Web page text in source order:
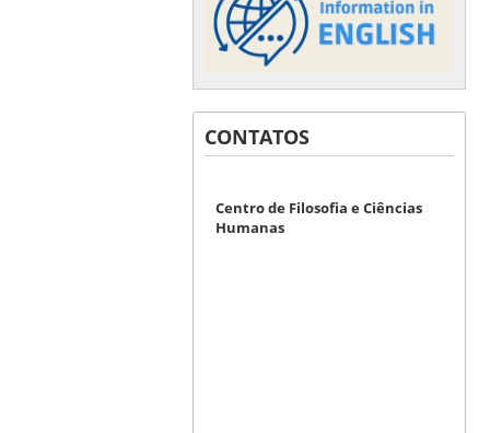
CONTATOS
Centro de Filosofia e Ciências
Humanas